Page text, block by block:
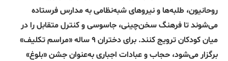
روحانیون، طلبه‌ها و نیروهای شبه‌نظامی به مدارس فرستاده
می‌شوند تا فرهنگ سخن‌چینی، جاسوسی و کنترل متقابل را در
میان کودکان ترویج کنند. برای دختران ۹ ساله «مراسم تکلیف»
برگزار می‌شود، حجاب و عبادات اجباری به‌عنوان جشن «بلوغ»